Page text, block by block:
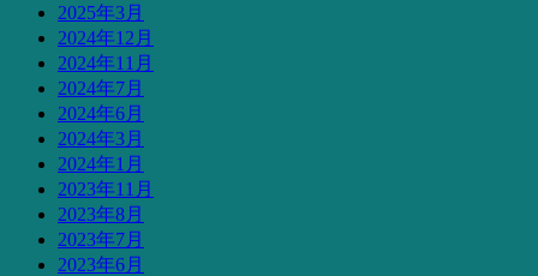
2025年3月
2024年12月
2024年11月
2024年7月
2024年6月
2024年3月
2024年1月
2023年11月
2023年8月
2023年7月
2023年6月